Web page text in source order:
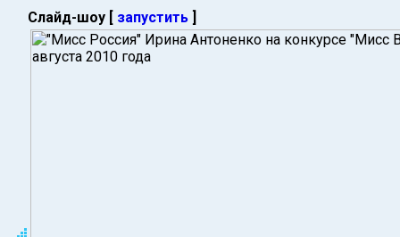
Слайд-шоу [ запустить ]